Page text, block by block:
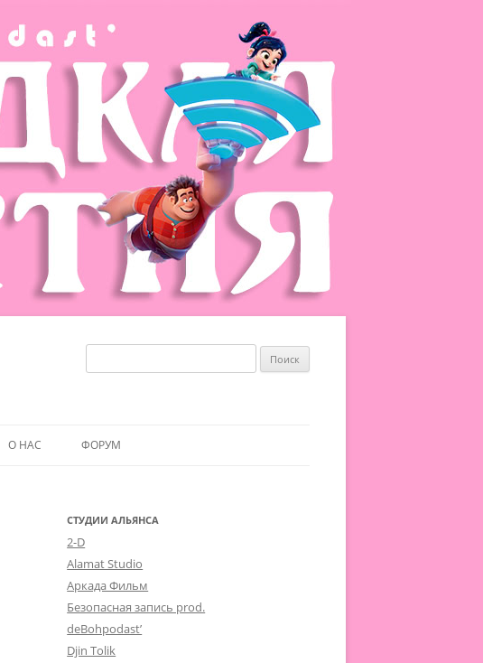
Найти:
О НАС
ВСТУПЛЕНИЕ В АЛЬЯНС
ИСТОРИЯ АЛЬЯНСА
ФОРУМ
СТУДИИ АЛЬЯНСА
2-D
Alamat Studio
Аркада Фильм
Безопасная запись prod.
deBohpodast’
Djin Tolik